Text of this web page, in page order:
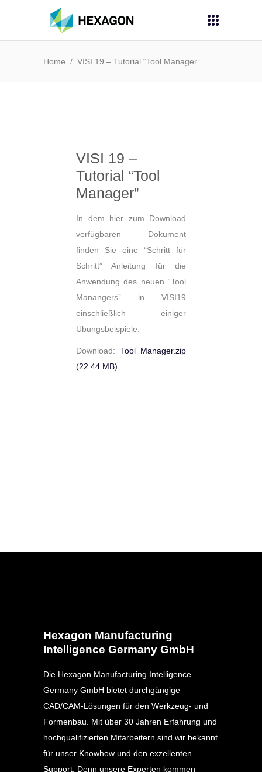
Home / VISI 19 – Tutorial “Tool Manager”
VISI 19 –
Tutorial “Tool
Manager”
In dem hier zum Download
verfügbaren Dokument
finden Sie eine “Schritt für
Schritt” Anleitung für die
Anwendung des neuen “Tool
Manangers” in VISI19
einschließlich einiger
Übungsbeispiele.
Download: Tool Manager.zip
(22.44 MB)
Hexagon Manufacturing
Intelligence Germany GmbH
Die Hexagon Manufacturing Intelligence
Germany GmbH bietet durchgängige
CAD/CAM-Lösungen für den Werkzeug- und
Formenbau. Mit über 30 Jahren Erfahrung und
hochqualifizierten Mitarbeitern sind wir bekannt
für unser Knowhow und den exzellenten
Support. Denn unsere Experten kommen